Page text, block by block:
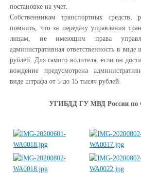
постановке на учет.
Собственникам транспортных средств,
помнить, что за передачу управления
лицам, не имеющим права
административная ответственность в
рублей. Для самого водителя, если он
вождение предусмотрена
виде штрафа от 5 до 15 тысяч рублей.
УГИБДД ГУ МВД России по